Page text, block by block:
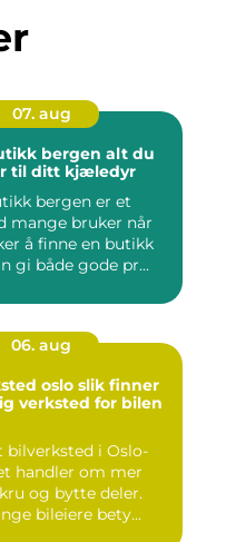
07. aug
bergen alt du
til ditt kjæledyr
bergen er et
mange bruker når
å finne en butikk
gi både gode pr...
06. aug
slik finner
verksted for bilen
bilverksted i Oslo-
handler om mer
og bytte deler.
bileiere bety...